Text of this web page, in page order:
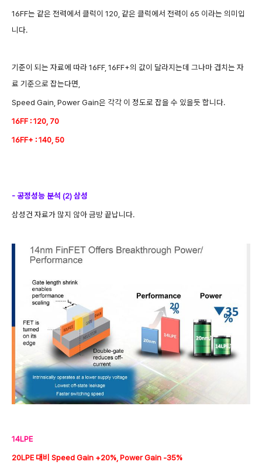
16FF는 같은 전력에서 클럭이 120, 같은 클럭에서 전력이 65 이라는 의미입
니다.
기준이 되는 자료에 따라 16FF, 16FF+의 값이 달라지는데 그나마 겹치는 자
료 기준으로 잡는다면,
Speed Gain, Power Gain은 각각 이 정도로 잡을 수 있을듯 합니다.
16FF : 120, 70
16FF+ : 140, 50
- 공정성능 분석 (2) 삼성
삼성건 자료가 많지 않아 금방 끝납니다.
14LPE
20LPE 대비 Speed Gain +20%, Power Gain -35%